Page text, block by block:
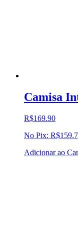
Camisa
R$169.90
No Pix: R$
Adicionar ao